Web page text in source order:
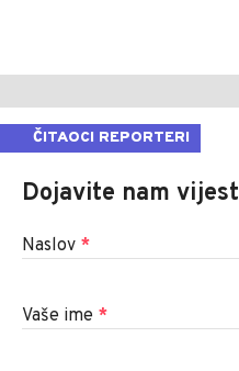
ČITAOCI REPORTERI
Dojavite nam vijest
Naslov *
Vaše ime *